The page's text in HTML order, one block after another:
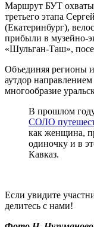
Маршрут БУТ
третьего этапа
(Екатеринбург),
прибыли в музейно-
«Шульган-Таш»,
Объединяя регионы
аутдор
многообразие
В прошлом
СОЛО
как женщина,
одиночку и в
Кавказ.
Если увидите
делитесь с нами!